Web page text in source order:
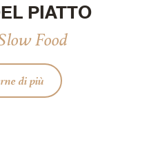
PIATTO
Food
di più